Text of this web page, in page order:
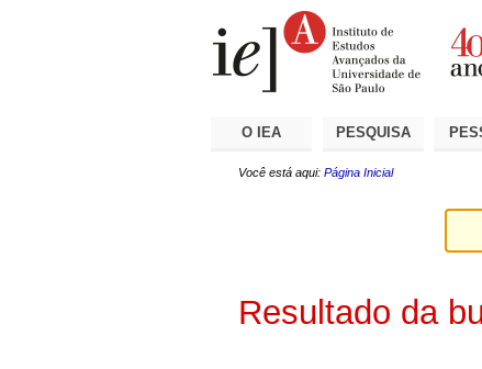
O IEA PESQUISA
Você está aqui: Página Inicial
Resultado da